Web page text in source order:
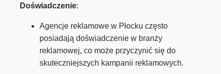
Doświadczenie:
Agencje reklamowe w Płocku często
posiadają doświadczenie w branży
reklamowej, co może przyczynić się do
skuteczniejszych kampanii reklamowych.